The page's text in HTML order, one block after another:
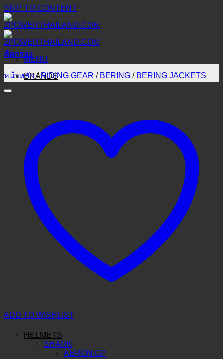
SKIP TO CONTENT
MENU
BRANDS
HELMETS
SHARK
AERON GP
คัดกรอง
หน้าหลัก / RIDING GEAR / BERING / BERING JACKETS
ADD TO WISHLIST